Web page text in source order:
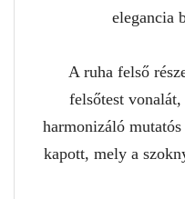
elegancia
A ruha felső
felsőtest
harmonizáló
kapott, mely a